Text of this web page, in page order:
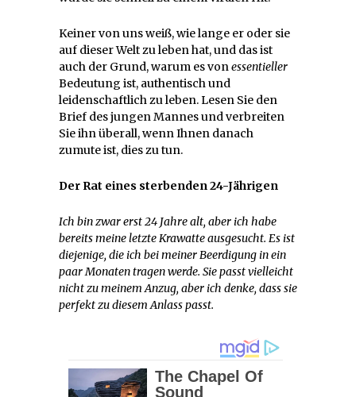
Keiner von uns weiß, wie lange er oder sie
auf dieser Welt zu leben hat, und das ist
auch der Grund, warum es vonessentieller
Bedeutung ist, authentisch und
leidenschaftlich zu leben. Lesen Sie den
Brief des jungen Mannes und verbreiten
Sie ihn überall, wenn Ihnen danach
zumute ist, dies zu tun.
Der Rat eines sterbenden 24-Jährigen
Ich bin zwar erst 24 Jahre alt, aber ich habe
bereits meine letzte Krawatte ausgesucht. Es ist
diejenige, die ich bei meiner Beerdigung in ein
paar Monaten tragen werde. Sie passt vielleicht
nicht zu meinem Anzug, aber ich denke, dass sie
perfekt zu diesem Anlass passt.